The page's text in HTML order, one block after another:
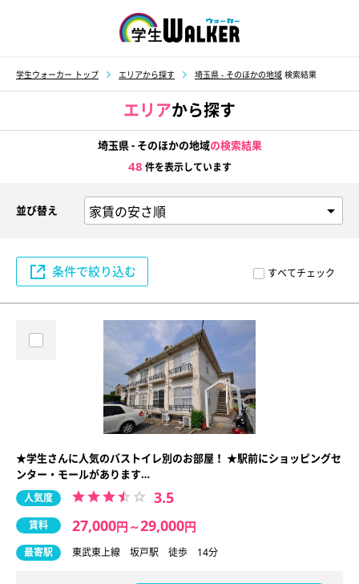
学生ウォーカー トップ エリアから探す 埼玉県 - そのほかの地域 検索結果
エリアから探す
埼玉県 - そのほかの地域の検索結果
48 件を表示しています
すべてチェック
並び替え
条件で絞り込む
★学生さんに人気のバストイレ別のお部屋！ ★駅前にショッピングセ
ンター・モールがあります…
人気度 3.5
賃料 27,000円 ～29,000円
最寄駅 東武東上線 坂戸駅 徒歩 14分